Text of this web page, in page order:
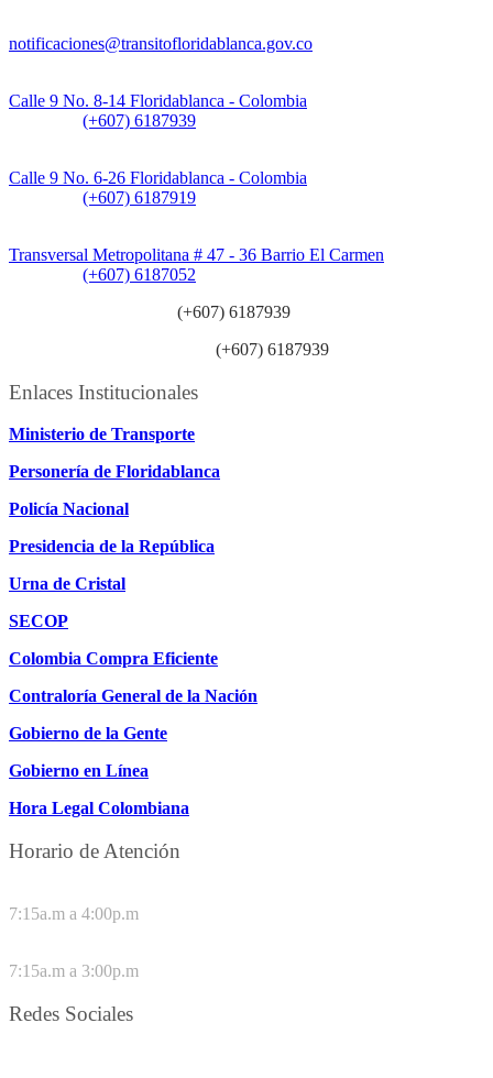
notificaciones@transitofloridablanca.gov.co
Calle 9 No. 8-14 Floridablanca - Colombia
(+607) 6187939
Calle 9 No. 6-26 Floridablanca - Colombia
(+607) 6187919
Transversal Metropolitana # 47 - 36 Barrio El Carmen
(+607) 6187052
(+607) 6187939
(+607) 6187939
Enlaces Institucionales
Ministerio de Transporte
Personería de Floridablanca
Policía Nacional
Presidencia de la República
Urna de Cristal
SECOP
Colombia Compra Eficiente
Contraloría General de la Nación
Gobierno de la Gente
Gobierno en Línea
Hora Legal Colombiana
Horario de Atención
7:15a.m a 4:00p.m
7:15a.m a 3:00p.m
Redes Sociales